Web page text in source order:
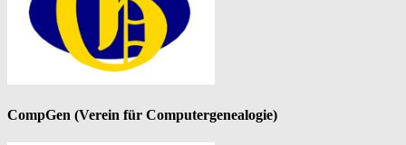
CompGen (Verein für Computergenealogie)